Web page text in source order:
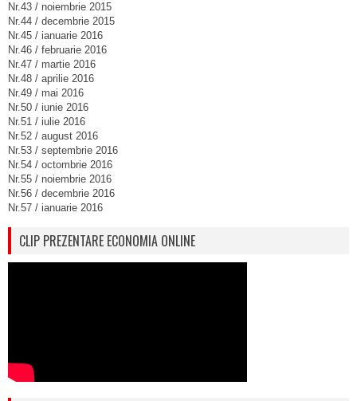
Nr.43 / noiembrie 2015
Nr.44 / decembrie 2015
Nr.45 / ianuarie 2016
Nr.46 / februarie 2016
Nr.47 / martie 2016
Nr.48 / aprilie 2016
Nr.49 / mai 2016
Nr.50 / iunie 2016
Nr.51 / iulie 2016
Nr.52 / august 2016
Nr.53 / septembrie 2016
Nr.54 / octombrie 2016
Nr.55 / noiembrie 2016
Nr.56 / decembrie 2016
Nr.57 / ianuarie 2016
CLIP PREZENTARE ECONOMIA ONLINE